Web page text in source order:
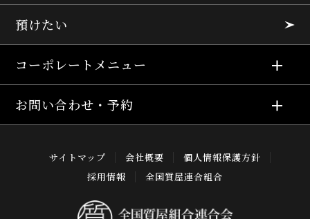
預けたい
コーポレートメニュー
お問い合わせ・予約
サイトマップ 会社概要
個人情報保護方針
採用情報
全国質屋連合組合